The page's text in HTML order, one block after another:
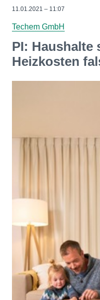
11.01.2021 – 11:07
Techem GmbH
PI: Haushalte
Heizkosten